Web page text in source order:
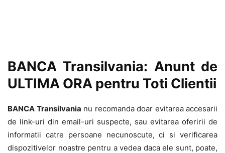
BANCA Transilvania: Anunt de
ULTIMA ORA pentru Toti Clientii
BANCA Transilvania nu recomanda doar evitarea accesarii
de link-uri din email-uri suspecte, sau evitarea oferirii de
informatii catre persoane necunoscute, ci si verificarea
dispozitivelor noastre pentru a vedea daca ele sunt, poate,